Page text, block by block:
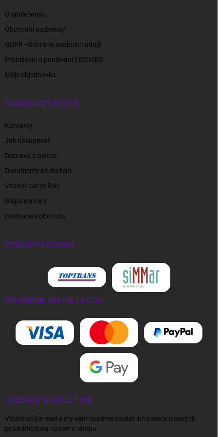
O společnosti
Obchodní podmínky
GDPR - Ochrana osobních údajů
Prohlášení o používání COOKIES
Moje objednávka
ZÁKAZNICKÝ SERVIS
Kontakty
Jak nakupovat
Doprava a platba
Dokumenty ke stažení
Vzorník barev RAL
Mapa serveru
Hodnocení obchodu
ZPŮSOBY DOPRAVY
PŘIJÍMÁME ONLINE PLATBY
ODEBÍRAT NEWSLETTER
Vložte svůj e-mail a my vám budeme zasílat informace o nových
produktech na našem e-shopu.